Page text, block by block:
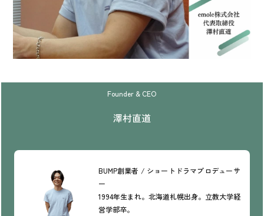
Founder & CEO
澤村直道
BUMP創業者 / ショートドラマプロデューサ
ー
1994年生まれ。北海道札幌出身。立教大学経
営学部卒。